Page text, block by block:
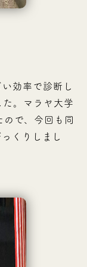
効率で診断し
。マラヤ大学
で、今回も同
くりしまし